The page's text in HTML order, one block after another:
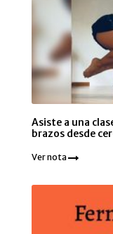
Asiste a una
brazos desde
Ver nota